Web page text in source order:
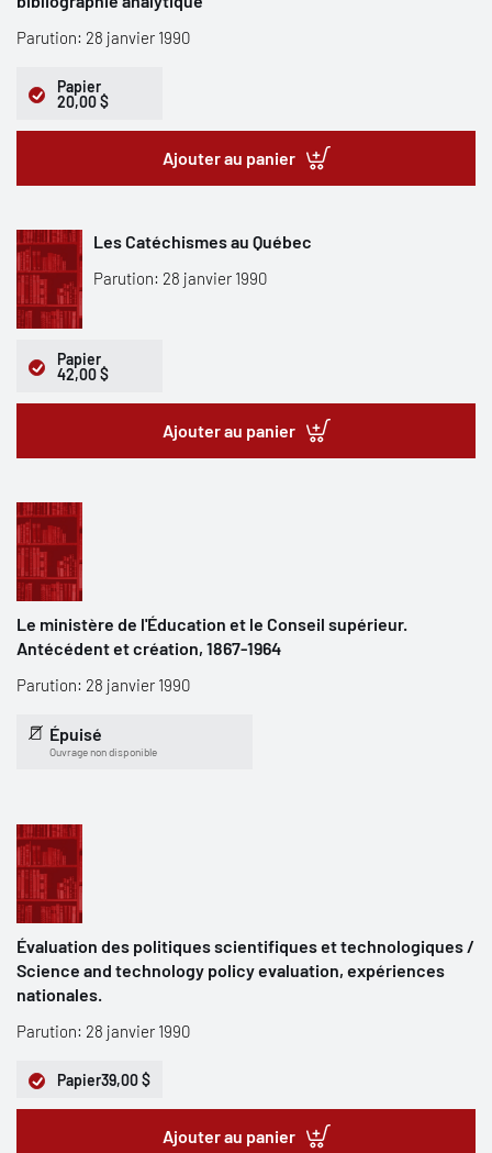
Parution: 28 janvier 1990
Papier
20,00 $
Ajouter au panier
Les Catéchismes au Québec
Parution: 28 janvier 1990
Papier
42,00 $
Ajouter au panier
Le ministère de l'Éducation et le Conseil supérieur.
Antécédent et création, 1867-1964
Parution: 28 janvier 1990
Épuisé
Ouvrage non disponible
Évaluation des politiques scientifiques et technologiques /
Science and technology policy evaluation, expériences
nationales.
Parution: 28 janvier 1990
Papier39,00 $
Ajouter au panier